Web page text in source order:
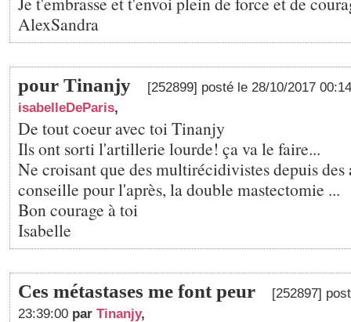
AlexSandra
pour Tinanjy
[252899] posté le 28/10/2017
isabelleDeParis,
De tout coeur avec toi Tinanjy
Ils ont sorti l'artillerie lourde! ça va le faire...
Ne croisant que des multirécidivistes depuis des
conseille pour l'après, la double mastectomie ...
Bon courage à toi
Isabelle
Ces métastases me font peur
[252897]
23:39:00 par Tinanjy,